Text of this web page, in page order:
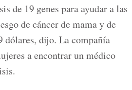
de 19 genes para ayudar a las
de cáncer de mama y de
dólares, dijo. La compañía
a encontrar un médico